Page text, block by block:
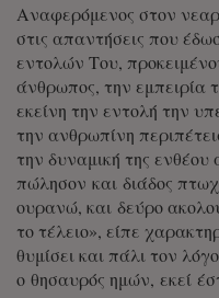
Αναφερόμενος στον
στις απαντήσεις που
εντολών Του,
άνθρωπος, την εμπειρία
εκείνη την εντολή την
την ανθρωπίνη
την δυναμική της
πώλησον και διάδος
ουρανώ, και δεύρο
το τέλειο», είπε
θυμίσει και πάλι τον
ο θησαυρός ημών, εκεί